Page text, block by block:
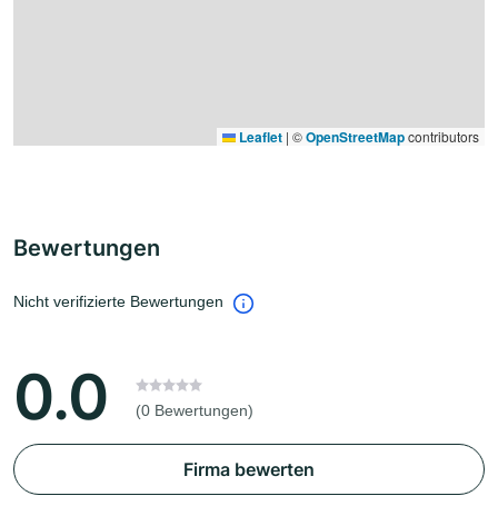
Leaflet | ©OpenStreetMapcontributors
Bewertungen
Nicht verifizierte Bewertungen
0.0 (0 Bewertungen)
Firma bewerten